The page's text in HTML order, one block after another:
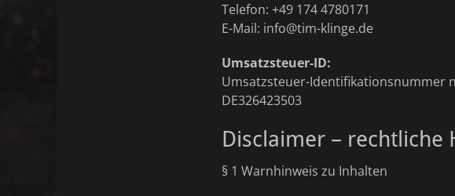
Telefon: +49 174 4780171
E-Mail: info@tim-klinge.de
Umsatzsteuer-ID:
Umsatzsteuer-Identifikationsnummer
DE326423503
Disclaimer – rechtliche
§ 1 Warnhinweis zu Inhalten